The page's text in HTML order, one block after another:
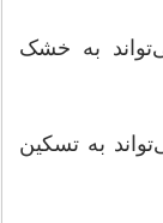
به خشک
به تسکین